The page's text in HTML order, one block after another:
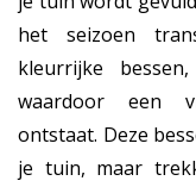
het seizoen
kleurrijke
waardoor een
ontstaat. Deze
je tuin, maar